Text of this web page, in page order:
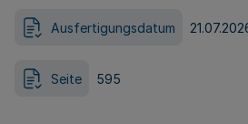
Ausfertigungsdatum
Seite 595